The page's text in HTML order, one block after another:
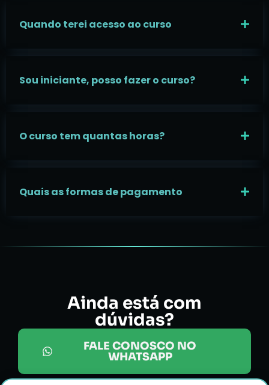
Quando terei acesso ao curso
Sou iniciante, posso fazer o curso?
O curso tem quantas horas?
Quais as formas de pagamento
Ainda está com
dúvidas?
FALE CONOSCO NO
WHATSAPP